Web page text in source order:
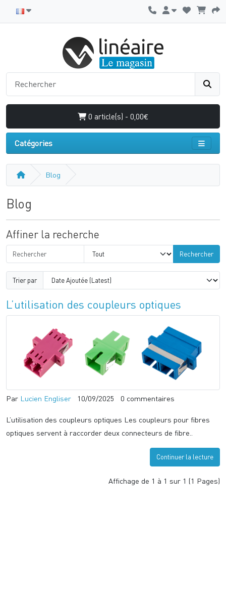
0 article(s) - 0,00€
Catégories
Blog
Blog
Affiner la recherche
Rechercher
Trier par
L’utilisation des coupleurs optiques
Par Lucien Engliser 10/09/2025 0 commentaires
L’utilisation des coupleurs optiques Les coupleurs pour fibres
optiques servent à raccorder deux connecteurs de fibre..
Continuer la lecture
Affichage de 1 à 1 sur 1 (1 Pages)